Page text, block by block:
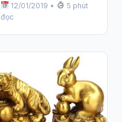
12/01/2019 •
5 phút
đọc